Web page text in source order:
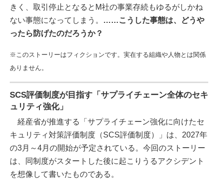
きく、取引停止となるとM社の事業存続もゆるがしかね
ない事態になってしまう。 ……こうした事態は、どうや
ったら防げたのだろうか？
※このストーリーはフィクションです。実在する組織や人物とは関係
ありません。
SCS評価制度が目指す「サプライチェーン全体のセキ
ュリティ強化」
経産省が推進する「サプライチェーン強化に向けたセ
キュリティ対策評価制度（SCS評価制度）」は、2027年
の3月～4月の開始が予定されている。今回のストーリー
は、同制度がスタートした後に起こりうるアクシデント
を想像して書いたものである。